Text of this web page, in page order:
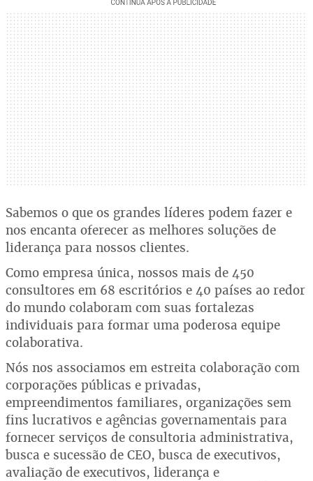
Sabemos o que os grandes líderes podem fazer e
nos encanta oferecer as melhores soluções de
liderança para nossos clientes.
Como empresa única, nossos mais de 450
consultores em 68 escritórios e 40 países ao redor
do mundo colaboram com suas fortalezas
individuais para formar uma poderosa equipe
colaborativa.
Nós nos associamos em estreita colaboração com
corporações públicas e privadas,
empreendimentos familiares, organizações sem
fins lucrativos e agências governamentais para
fornecer serviços de consultoria administrativa,
busca e sucessão de CEO, busca de executivos,
avaliação de executivos, liderança e